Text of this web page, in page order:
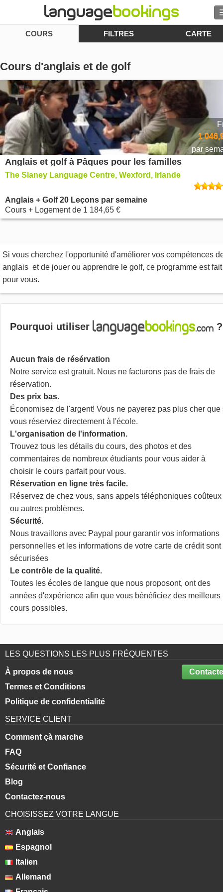
Rechercher
PARCOURIR
Se connecter
Aide
Monnaie €
COURS FILTRES CARTE
Cours d'anglais et de golf
1
par
Anglais et golf à Pâques pour les familles
The Slaney Language Centre, Wexford, Irlande
Anglais + Golf 20 Leçons par semaine
Cours + Logementde 1 184,65 €
Si vous cherchez l'opportunité d'améliorer vos compétences
anglais et de jouer ou apprendre le golf, ce programme est fait
pour vous.
Pourquoi utiliser ?
Aucun frais de résérvation
Notre service est gratuit. Nous ne facturons pas de frais de
réservation.
Des prix bas.
Économisez de l'argent! Vous ne payerez pas plus cher que
vous réserviez directement à l'école.
L'organisation de l'information.
Trouvez tous les détails du cours, des photos et des
commentaires de nombreux étudiants pour vous aider à
choisir le cours parfait pour vous.
Réservation en ligne très facile.
Réservez de chez vous, sans appels téléphoniques coûteux
ou autres problèmes.
Sécurité.
Nous travaillons avec Paypal pour garantir vos informations
personnelles et les informations de votre carte de crédit sont
sécurisées
Le contrôle de la qualité.
Toutes les écoles de langue que nous proposont, ont des
années d'expérience afin que vous bénéficiez des meilleurs
cours possibles.
LES QUESTIONS LES PLUS FRÉQUENTES
À propos de nous
Termes et Conditions
Politique de confidentialité
SERVICE CLIENT
Comment çà marche
FAQ
Sécurité et Confiance
Blog
Contactez-nous
CHOISISSEZ VOTRE LANGUE
Anglais
Espagnol
Italien
Allemand